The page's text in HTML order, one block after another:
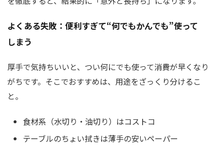
よくある失敗：便利すぎて“何でもかんでも”使って
しまう
厚手で気持ちいいと、つい何にでも使って消費が早くなり
がちです。そこでおすすめは、用途をざっくり分けるこ
と。
食材系（水切り・油切り）はコストコ
テーブルのちょい拭きは薄手の安いペーパー